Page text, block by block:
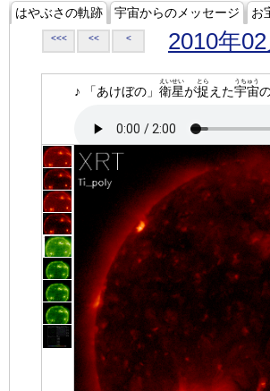
はやぶさの軌跡 宇宙からのメッセージ お
<<< << < 2010年02
♪ 「あけぼの」 衛星
えいせい
が捉
とら
えた宇宙
うちゅう